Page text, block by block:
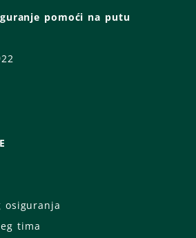
pomoći na putu
osiguranja
tima